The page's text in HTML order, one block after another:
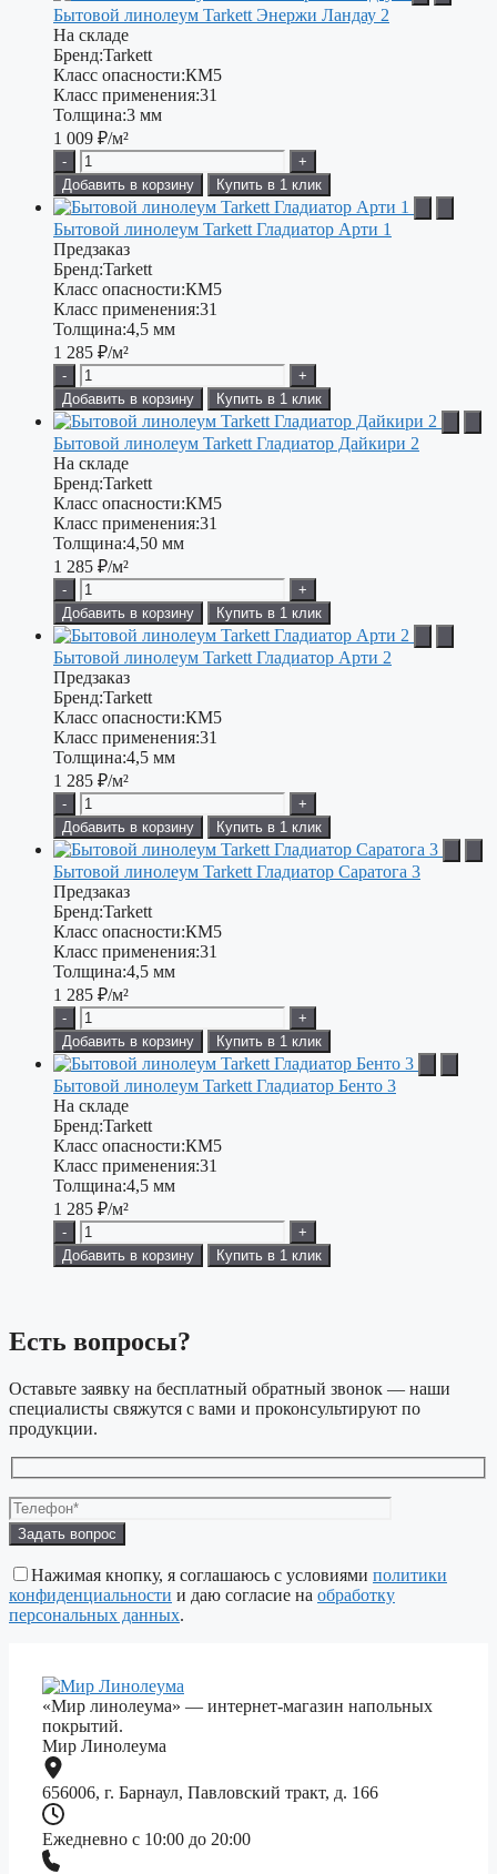
Бытовой линолеум Tarkett Энержи Ландау 2
На складе
Бренд:Tarkett
Класс опасности:КМ5
Класс применения:31
Толщина:3 мм
1 009 ₽/м²
-
+
Добавить в корзину
Купить в 1 клик
Бытовой линолеум Tarkett Гладиатор Арти 1
Предзаказ
Бренд:Tarkett
Класс опасности:КМ5
Класс применения:31
Толщина:4,5 мм
1 285 ₽/м²
-
+
Добавить в корзину
Купить в 1 клик
Бытовой линолеум Tarkett Гладиатор Дайкири 2
На складе
Бренд:Tarkett
Класс опасности:КМ5
Класс применения:31
Толщина:4,50 мм
1 285 ₽/м²
-
+
Добавить в корзину
Купить в 1 клик
Бытовой линолеум Tarkett Гладиатор Арти 2
Предзаказ
Бренд:Tarkett
Класс опасности:КМ5
Класс применения:31
Толщина:4,5 мм
1 285 ₽/м²
-
+
Добавить в корзину
Купить в 1 клик
Бытовой линолеум Tarkett Гладиатор Саратога 3
Предзаказ
Бренд:Tarkett
Класс опасности:КМ5
Класс применения:31
Толщина:4,5 мм
1 285 ₽/м²
-
+
Добавить в корзину
Купить в 1 клик
Бытовой линолеум Tarkett Гладиатор Бенто 3
На складе
Бренд:Tarkett
Класс опасности:КМ5
Класс применения:31
Толщина:4,5 мм
1 285 ₽/м²
-
+
Добавить в корзину
Купить в 1 клик
Есть вопросы?
Оставьте заявку на бесплатный обратный звонок — наши
специалисты свяжутся с вами и проконсультируют по
продукции.
Оставьте
это
поле
пустым.
Нажимая кнопку, я соглашаюсь с условиями политики
конфиденциальности и даю согласие на обработку
персональных данных.
«Мир линолеума» — интернет-магазин напольных
покрытий.
Мир Линолеума
656006, г. Барнаул, Павловский тракт, д. 166
Ежедневно с 10:00 до 20:00